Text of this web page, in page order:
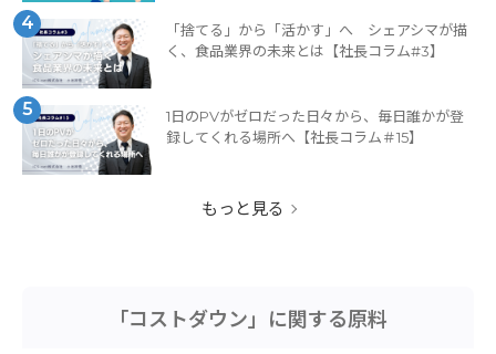
4
「捨てる」から「活かす」へ シェアシマが描
く、食品業界の未来とは【社長コラム#3】
5
1日のPVがゼロだった日々から、毎日誰かが登
録してくれる場所へ【社長コラム＃15】
もっと見る
「コストダウン」に関する原料